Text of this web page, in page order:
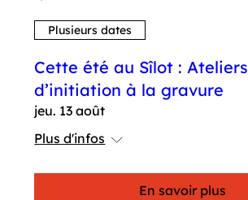
Plusieurs dates
Cette été au Sîlot : Ateliers
d’initiation à la gravure
jeu. 13 août
Plus d'infos
En savoir plus